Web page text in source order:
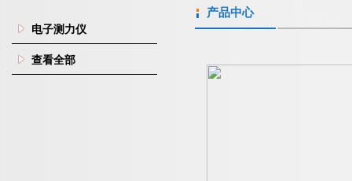
电子测力仪
查看全部
产品中心